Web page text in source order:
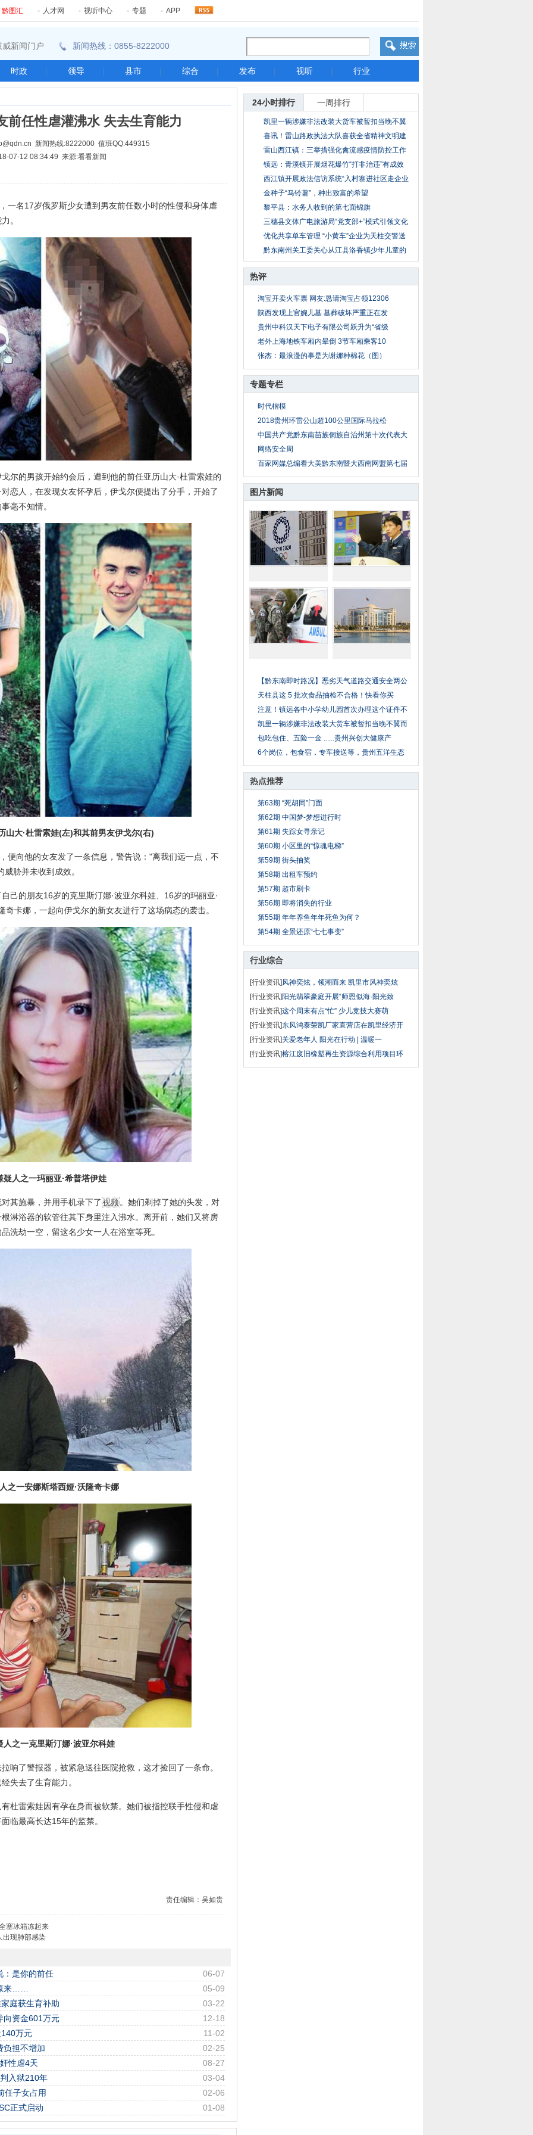
黔图汇 - 人才网 - 视听中心 - 专题 - APP
新闻门户 新闻热线：0855-8222000
时政 | 领导 | 县市 | 综合 | 发布 | 视听 | 行业
24小时排行 一周排行
凯里一辆涉嫌非法改装大货车被暂扣当晚不翼
而飞
喜讯！雷山路政执法大队喜获全省精神文明建
设工
雷山西江镇：三举措强化禽流感疫情防控工作
镇远：青溪镇开展烟花爆竹“打非治违”有成效
西江镇开展政法信访系统“入村寨进社区走企业
访
金种子“马铃薯”，种出致富的希望
黎平县：水务人收到的第七面锦旗
三穗县文体广电旅游局“党支部+”模式引领文化
优化共享单车管理 “小黄车”企业为天柱交警送
黔东南州关工委关心从江县洛香镇少年儿童的
热评
淘宝开卖火车票 网友:恳请淘宝占领12306
陕西发现上官婉儿墓 墓葬破坏严重正在发
贵州中科汉天下电子有限公司跃升为“省级
老外上海地铁车厢内晕倒 3节车厢乘客10
张杰：最浪漫的事是为谢娜种棉花（图）
专题专栏
时代楷模
2018贵州环雷公山超100公里国际马拉松
中国共产党黔东南苗族侗族自治州第十次代表大
网络安全周
百家网媒总编看大美黔东南暨大西南网盟第七届
图片新闻
【黔东南即时路况】恶劣天气道路交通安全两公
天柱县这 5 批次食品抽检不合格！快看你买
注意！镇远各中小学幼儿园首次办理这个证件不
凯里一辆涉嫌非法改装大货车被暂扣当晚不翼而
包吃包住、五险一金 ......贵州兴创大健康产
6个岗位，包食宿，专车接送等，贵州五洋生态
热点推荐
第63期 “死胡同”门面
第62期 中国梦-梦想进行时
第61期 失踪女寻亲记
第60期 小区里的“惊魂电梯”
第59期 街头抽奖
第58期 出租车预约
第57期 超市刷卡
第56期 即将消失的行业
第55期 年年养鱼年年死鱼为何？
第54期 全景还原“七七事变”
行业综合
[行业资讯]风神奕炫，领潮而来 凯里市风神奕炫
[行业资讯]阳光翡翠豪庭开展“师恩似海·阳光致
[行业资讯]这个周末有点“忙” 少儿竞技大赛萌
[行业资讯]东风鸿泰荣凯厂家直营店在凯里经济开
[行业资讯]关爱老年人 阳光在行动 | 温暖一
[行业资讯]榕江废旧橡塑再生资源综合利用项目环
前任性虐灌沸水 失去生育能力
新闻热线:8222000 值班QQ:449315
07-12 08:34:49 来源:看看新闻
名17岁俄罗斯少女遭到男友前任数小时的性侵和身体虐
。
的男孩开始约会后，遭到他的前任亚历山大·杜雷索娃的
恋人，在发现女友怀孕后，伊戈尔便提出了分手，开始了
毫不知情。
·杜雷索娃(左)和其前男友伊戈尔(右)
向他的女友发了一条信息，警告说："离我们远一点，不
胁并未收到成效。
的朋友16岁的克里斯汀娜·波亚尔科娃、16岁的玛丽亚·
卡娜，一起向伊戈尔的新女友进行了这场病态的袭击。
之一玛丽亚·希普塔伊娃
施暴，并用手机录下了视频 。她们剃掉了她的头发，对
淋浴器的软管往其下身里注入沸水。离开前，她们又将房
洗劫一空，留这名少女一人在浴室等死。
一安娜斯塔西娅·沃隆奇卡娜
一克里斯汀娜·波亚尔科娃
了警报器，被紧急送往医院抢救，这才捡回了一条命。
失去了生育能力。
雷索娃因有孕在身而被软禁。她们被指控联手性侵和虐
临最高长达15年的监禁。
责任编辑：吴如贵
塞冰箱冻起来
出现肺部感染
06-07
：是你的前任
05-09
来……
03-22
庭获生育补助
12-18
向资金601万元
11-02
万元
02-25
负担不增加
08-27
性虐4天
03-04
入狱210年
02-06
任子女占用
01-08
正式启动